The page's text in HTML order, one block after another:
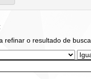
refinar o resultado de busca.